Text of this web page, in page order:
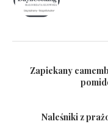
Zapiekany
Naleśniki z